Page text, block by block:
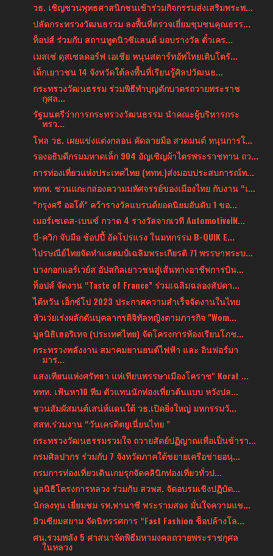
วธ. เชิญชวนพุทธศาสนิกชนเข้าร่วมกิจกรรมส่งเสริมพระพ...
ปลัดกระทรวงวัฒนธรรม ลงพื้นที่ตรวจเยี่ยมชุมชนคุณธรร...
ท็อปส์ ร่วมกับ สถานทูตนิวซีแลนด์ มอบรางวัล ตั๋วเคร...
เมสเซ่ ดุสเซลดอร์ฟ เอเชีย หนุนสตาร์ทอัพไทยเติบโตรั...
เด็กเยาวชน 14 จังหวัดใต้ลงพื้นที่เรียนรู้ศิลปวัฒนธ...
กระทรวงวัฒนธรรม ร่วมพิธีทำบุญตักบาตรถวายพระราช
กุศล...
รัฐมนตรีว่าการกระทรวงวัฒนธรรม นำคณะผู้บริหารกระ
ทรว...
โพล วธ. เผยแข่งแต่งกลอน คัดลายมือ สวดมนต์ หนุนการใ...
รองอธิบดีกรมมหาดเล็ก 904 อัญเชิญผ้าไตรพระราชทาน ถว...
การท่องเที่ยวแห่งประเทศไทย (ททท.)ส่งมอบประสบการณ์ท...
ททท. ชวนแกะกล่องความมหัศจรรย์ของเมืองไทย กับงาน “เ...
“กรุงศรี ออโต้” คว้ารางวัลแบรนด์ยอดนิยมอันดับ 1 ขอ...
เมอร์เซเดส-เบนซ์ กวาด 4 รางวัลจากเวที AutomotiveIN...
บี-ควิก จับมือ ช้อปปี้ อัดโปรแรง ในมหกรรม B-QUIK E...
ไปรษณีย์ไทยจัดทำแสตมป์เฉลิมพระเกียรติ 71 พรรษาพระบ...
บางกอกแอร์เวย์ส อัปสกิลเยาวชนสู่เส้นทางอาชีพการบิน...
ท็อปส์ จัดงาน “Taste of France” ร่วมเฉลิมฉลองสัปดา...
ไต้หวัน เอ็กซ์โป 2023 ประกาศความสำเร็จจัดงานในไทย
หัวเว่ยเร่งผลักดันบุคลากรดิจิทัลหญิงตามภารกิจ "Wom...
มูลนิธิเฮอริเทจ (ประเทศไทย) จัดโครงการห้องเรียนโภช...
กระทรวงพลังงาน สมาคมยานยนต์ไฟฟ้า และ อินฟอร์มา
มาร...
แสงเทียนแห่งศรัทธา แห่เทียนพรรษาเมืองโคราช" Korat ...
ททท. เฟ้นหา10 ทีม ตัวแทนนักท่องเที่ยวต้นแบบ หวังปล...
ชวนสัมผัสมนต์เสน่ห์แดนใต้ วธ.เปิดยิ่งใหญ่ มหกรรมวั...
สสท.ร่วมงาน “วันเครดิตยูเนี่ยนไทย ”
กระทรวงวัฒนธรรมรวมใจ ถวายสัตย์ปฏิญาณเพื่อเป็นข้ารา...
กรมศิลปากร ร่วมกับ 7 จังหวัดภาคใต้ขยายเครือข่ายอนุ...
กรมการท่องเที่ยวเดินเกมรุกจัดคลินิกท่องเที่ยวทั่วป...
มูลนิธิโครงการหลวง ร่วมกับ สวพส. จัดอบรมเชิงปฏิบัต...
นักลงทุน เยี่ยมชม รพ.พานาซี พระรามสอง มั่นใจความแข...
มิวเซียมสยาม จัดนิทรรศการ “Fast Fashion ช็อปล้างโล...
ศน.รวมพลัง 5 ศาสนาจัดพิธีมหามงคลถวายพระราชกุศล
ในหลวง